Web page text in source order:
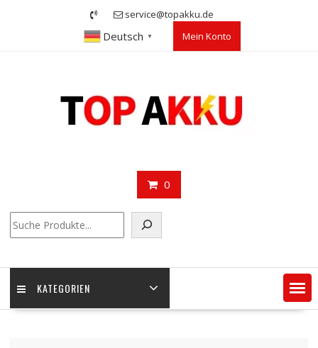
service@topakku.de
Deutsch ▼ Mein Konto
0
KATEGORIEN